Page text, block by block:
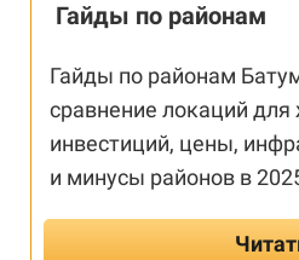
Гайды по районам
Гайды по районам
сравнение локаций
инвестиций, цены,
и минусы районов в